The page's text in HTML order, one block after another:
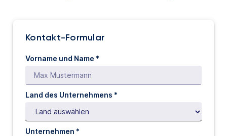
Kontakt-Formular
Vorname und Name *
Land des Unternehmens *
Unternehmen *